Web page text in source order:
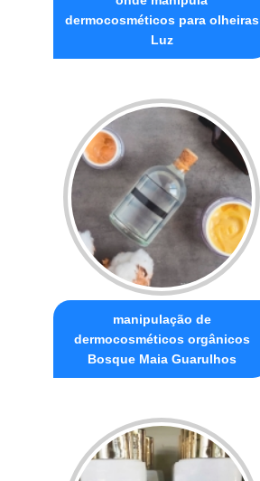
dermocosméticos para olheiras
Luz
manipulação de
dermocosméticos orgânicos
Bosque Maia Guarulhos